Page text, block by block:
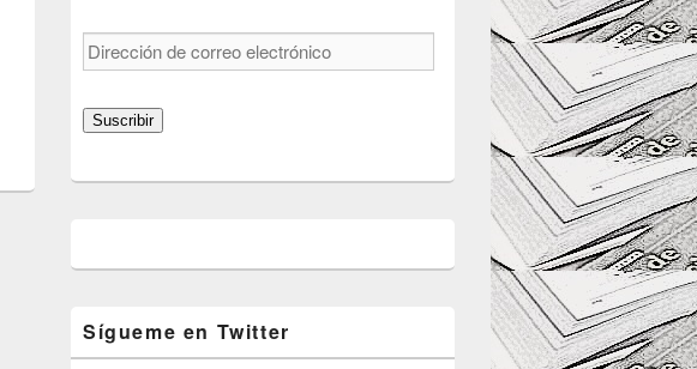
Dirección
de
electrónico
Suscribir
Sígueme en Twitter